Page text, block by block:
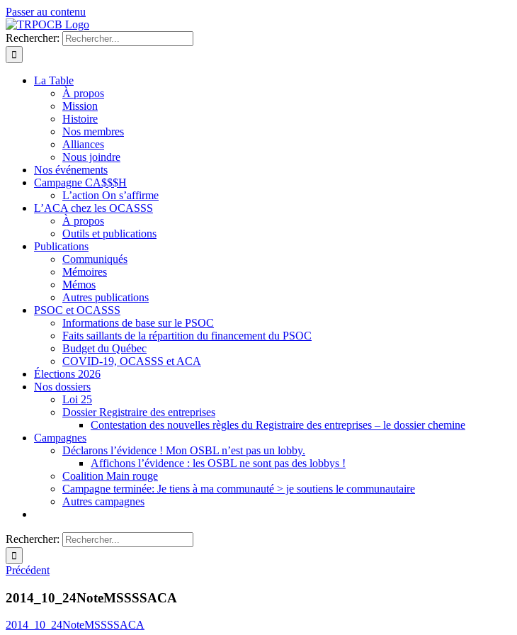
Passer au contenu
Rechercher:
La Table
À propos
Mission
Histoire
Nos membres
Alliances
Nous joindre
Nos événements
Campagne CA$$$H
L’action On s’affirme
L’ACA chez les OCASSS
À propos
Outils et publications
Publications
Communiqués
Mémoires
Mémos
Autres publications
PSOC et OCASSS
Informations de base sur le PSOC
Faits saillants de la répartition du financement du PSOC
Budget du Québec
COVID-19, OCASSS et ACA
Élections 2026
Nos dossiers
Loi 25
Dossier Registraire des entreprises
Contestation des nouvelles règles du Registraire des entreprises – le dossier chemine
Campagnes
Déclarons l’évidence ! Mon OSBL n’est pas un lobby.
Affichons l’évidence : les OSBL ne sont pas des lobbys !
Coalition Main rouge
Campagne terminée: Je tiens à ma communauté > je soutiens le communautaire
Autres campagnes
Rechercher:
Précédent
2014_10_24NoteMSSSSACA
2014_10_24NoteMSSSSACA